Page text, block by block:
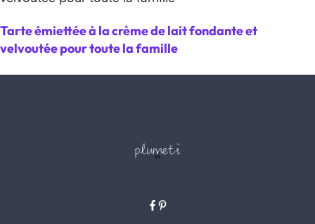
Tarte émiettée à la crème de lait fondante et
velvoutée pour toute la famille